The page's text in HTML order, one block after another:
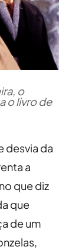
o
o livro de
desvia da
a
no que diz
que
de um